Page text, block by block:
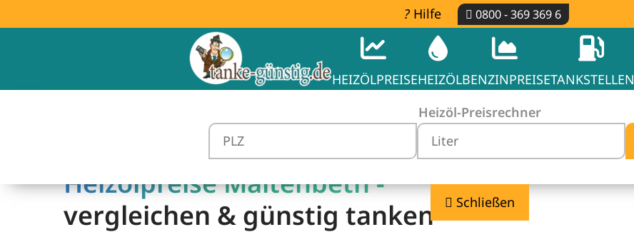
Hilfe 0800 - 369 369 6
HEIZÖLPREISEHEIZÖLBENZINPREISETANKSTELLEN
Heizöl-Preisrechner
Schließen
Heizölpreise Maitenbeth -
vergleichen & günstig tanken